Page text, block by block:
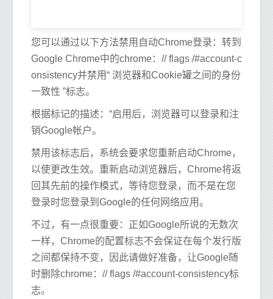
您可以通过以下方法禁用自动Chrome登录：转到
Google Chrome中的chrome：// flags /#account-c
onsistency并禁用“ 浏览器和Cookie罐之间的身份
一致性 ”标志。
根据标记的描述：“启用后，浏览器可以登录和注
销Google帐户。
禁用该标志后，系统会要求您重新启动Chrome，
以使更改生效。重新启动浏览器后，Chrome将返
回其先前的操作模式，等待您登录，而不是在您
登录时您登录到Google的任何网络应用。
不过，有一点很重要：正如Google所说的无数次
一样，Chrome的配置标志不会保证在每个发行版
之间都保持不变，因此请做好准备，让Google随
时删除chrome：// flags /#account-consistency标
志。